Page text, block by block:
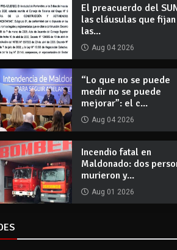
El preacuerdo del
las cláusulas que fijan
las...
Aug 04 2026
“Lo que no se puede
medir no se puede
mejorar”: el c...
Aug 04 2026
Incendio fatal en
Maldonado: dos
murieron y...
Aug 01 2026